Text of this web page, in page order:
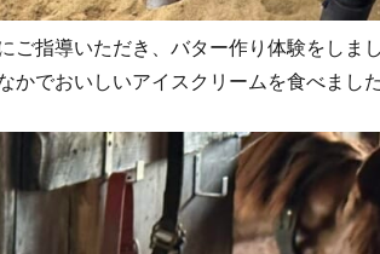
ご指導いただき、バター作り体験をしま
かでおいしいアイスクリームを食べました